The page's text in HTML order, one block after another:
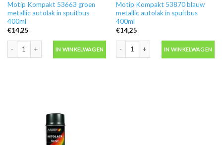
Motip Kompakt 53663 groen
metallic autolak in spuitbus
400ml
€14,25
Motip Kompakt 53663 groen metallic autolak in spuitbus 400ml aantal
IN WINKELWAGEN
Motip Kompakt 53870 blauw
metallic autolak in spuitbus
400ml
€14,25
Motip Kompakt 53870 blauw
IN WINKELWAGEN